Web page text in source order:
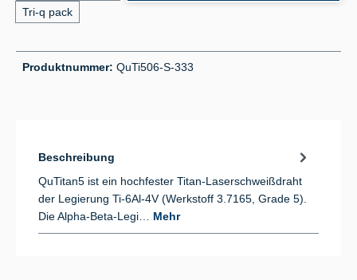
Tri-q pack
Produktnummer: QuTi506-S-333
Beschreibung
QuTitan5 ist ein hochfester Titan-Laserschweißdraht
der Legierung Ti-6Al-4V (Werkstoff 3.7165, Grade 5).
Die Alpha-Beta-Legi… Mehr